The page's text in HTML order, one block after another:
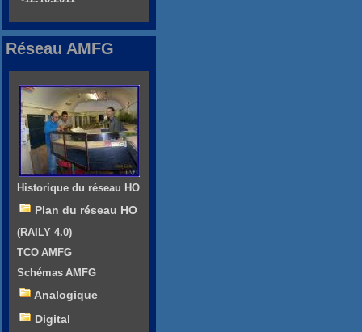
Réseau AMFG
Historique du réseau HO
Plan du réseau HO
(RAILY 4.0)
TCO AMFG
Schémas AMFG
Analogique
Digital